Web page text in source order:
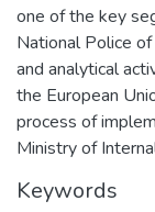
one of the key
National Police
and analytical
the European
process of
Ministry of
Keywords